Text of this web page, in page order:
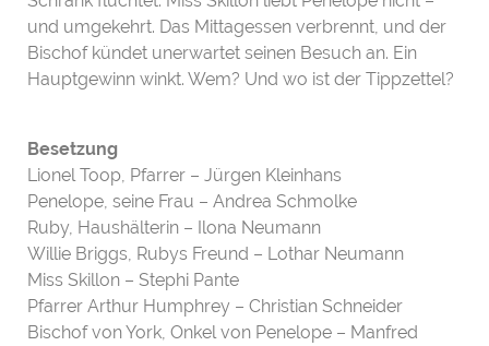
und umgekehrt. Das Mittagessen verbrennt, und der
Bischof kündet unerwartet seinen Besuch an. Ein
Hauptgewinn winkt. Wem? Und wo ist der Tippzettel?
Besetzung
Lionel Toop, Pfarrer – Jürgen Kleinhans
Penelope, seine Frau – Andrea Schmolke
Ruby, Haushälterin – Ilona Neumann
Willie Briggs, Rubys Freund – Lothar Neumann
Miss Skillon – Stephi Pante
Pfarrer Arthur Humphrey – Christian Schneider
Bischof von York, Onkel von Penelope – Manfred